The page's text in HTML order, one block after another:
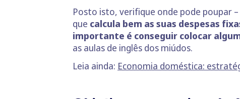
Posto isto, verifique onde pode poupar
que calcula bem as suas despesas
importante é conseguir colocar
as aulas de inglês dos miúdos.
Leia ainda: Economia doméstica: